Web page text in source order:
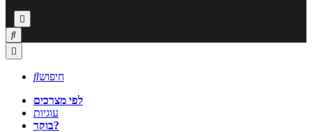



חיפוש
לפי מצרכים
עוגיות
בוקר?